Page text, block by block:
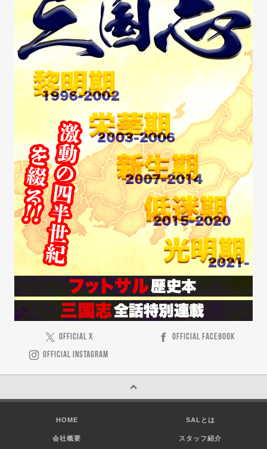
OFFICIAL X
OFFICIAL FACEBOOK
OFFICIAL INSTAGRAM
HOME SALとは
会社概要 スタッフ紹介